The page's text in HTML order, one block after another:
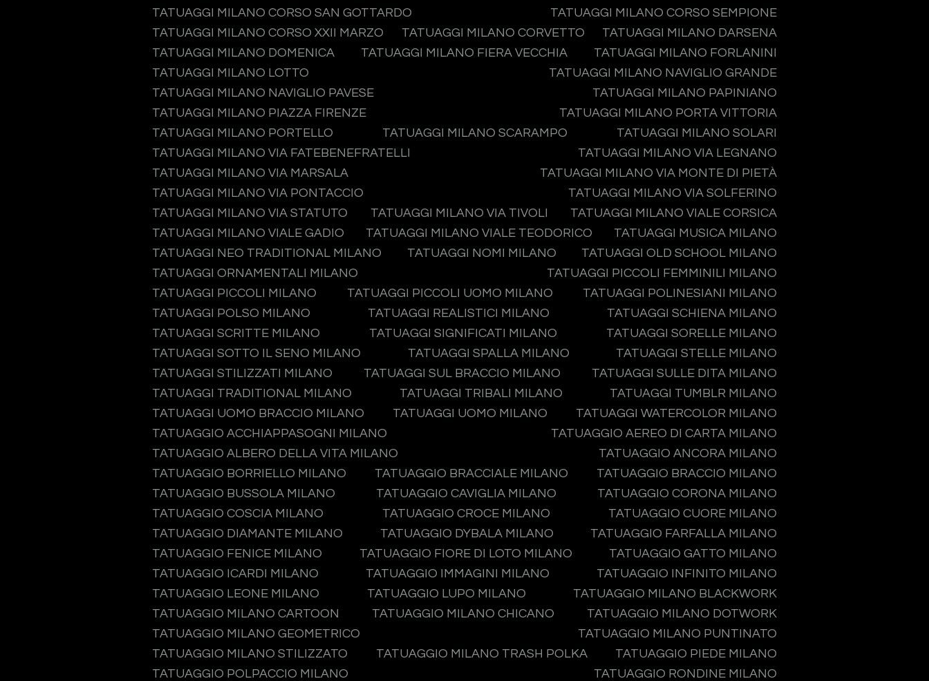
TATUAGGI MILANO CORSO SAN GOTTARDO
TATUAGGI MILANO CORSO SEMPIONE
TATUAGGI MILANO CORSO XXII MARZO
TATUAGGI MILANO CORVETTO
TATUAGGI MILANO DARSENA
TATUAGGI MILANO DOMENICA
TATUAGGI MILANO FIERA VECCHIA
TATUAGGI MILANO FORLANINI
TATUAGGI MILANO LOTTO
TATUAGGI MILANO NAVIGLIO GRANDE
TATUAGGI MILANO NAVIGLIO PAVESE
TATUAGGI MILANO PAPINIANO
TATUAGGI MILANO PIAZZA FIRENZE
TATUAGGI MILANO PORTA VITTORIA
TATUAGGI MILANO PORTELLO
TATUAGGI MILANO SCARAMPO
TATUAGGI MILANO SOLARI
TATUAGGI MILANO VIA FATEBENEFRATELLI
TATUAGGI MILANO VIA LEGNANO
TATUAGGI MILANO VIA MARSALA
TATUAGGI MILANO VIA MONTE DI PIETÀ
TATUAGGI MILANO VIA PONTACCIO
TATUAGGI MILANO VIA SOLFERINO
TATUAGGI MILANO VIA STATUTO
TATUAGGI MILANO VIA TIVOLI
TATUAGGI MILANO VIALE CORSICA
TATUAGGI MILANO VIALE GADIO
TATUAGGI MILANO VIALE TEODORICO
TATUAGGI MUSICA MILANO
TATUAGGI NEO TRADITIONAL MILANO
TATUAGGI NOMI MILANO
TATUAGGI OLD SCHOOL MILANO
TATUAGGI ORNAMENTALI MILANO
TATUAGGI PICCOLI FEMMINILI MILANO
TATUAGGI PICCOLI MILANO
TATUAGGI PICCOLI UOMO MILANO
TATUAGGI POLINESIANI MILANO
TATUAGGI POLSO MILANO
TATUAGGI REALISTICI MILANO
TATUAGGI SCHIENA MILANO
TATUAGGI SCRITTE MILANO
TATUAGGI SIGNIFICATI MILANO
TATUAGGI SORELLE MILANO
TATUAGGI SOTTO IL SENO MILANO
TATUAGGI SPALLA MILANO
TATUAGGI STELLE MILANO
TATUAGGI STILIZZATI MILANO
TATUAGGI SUL BRACCIO MILANO
TATUAGGI SULLE DITA MILANO
TATUAGGI TRADITIONAL MILANO
TATUAGGI TRIBALI MILANO
TATUAGGI TUMBLR MILANO
TATUAGGI UOMO BRACCIO MILANO
TATUAGGI UOMO MILANO
TATUAGGI WATERCOLOR MILANO
TATUAGGIO ACCHIAPPASOGNI MILANO
TATUAGGIO AEREO DI CARTA MILANO
TATUAGGIO ALBERO DELLA VITA MILANO
TATUAGGIO ANCORA MILANO
TATUAGGIO BORRIELLO MILANO
TATUAGGIO BRACCIALE MILANO
TATUAGGIO BRACCIO MILANO
TATUAGGIO BUSSOLA MILANO
TATUAGGIO CAVIGLIA MILANO
TATUAGGIO CORONA MILANO
TATUAGGIO COSCIA MILANO
TATUAGGIO CROCE MILANO
TATUAGGIO CUORE MILANO
TATUAGGIO DIAMANTE MILANO
TATUAGGIO DYBALA MILANO
TATUAGGIO FARFALLA MILANO
TATUAGGIO FENICE MILANO
TATUAGGIO FIORE DI LOTO MILANO
TATUAGGIO GATTO MILANO
TATUAGGIO ICARDI MILANO
TATUAGGIO IMMAGINI MILANO
TATUAGGIO INFINITO MILANO
TATUAGGIO LEONE MILANO
TATUAGGIO LUPO MILANO
TATUAGGIO MILANO BLACKWORK
TATUAGGIO MILANO CARTOON
TATUAGGIO MILANO CHICANO
TATUAGGIO MILANO DOTWORK
TATUAGGIO MILANO GEOMETRICO
TATUAGGIO MILANO PUNTINATO
TATUAGGIO MILANO STILIZZATO
TATUAGGIO MILANO TRASH POLKA
TATUAGGIO PIEDE MILANO
TATUAGGIO POLPACCIO MILANO
TATUAGGIO RONDINE MILANO